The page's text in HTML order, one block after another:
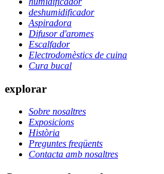
deshumidificador
Aspiradora
Difusor d'aromes
Escalfador
Electrodomèstics de cuina
Cura bucal
explorar
Sobre nosaltres
Exposicions
Història
Preguntes freqüents
Contacta amb nosaltres